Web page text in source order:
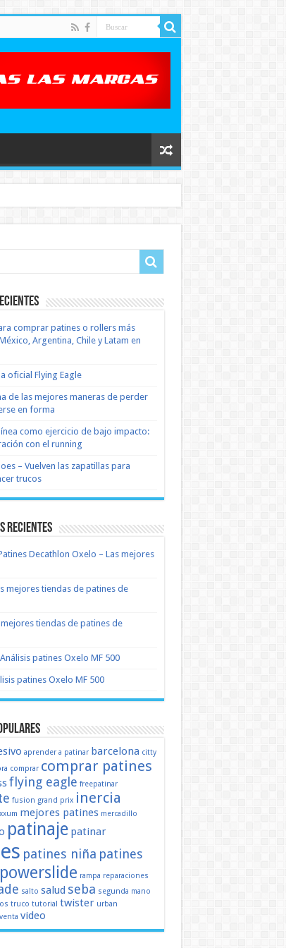
comprar patines o rollers más
Argentina, Chile y Latam en
oficial Flying Eagle
de las mejores maneras de perder
en forma
como ejercicio de bajo impacto:
con el running
– Vuelven las zapatillas para
trucos
recientes
Decathlon Oxelo – Las mejores
mejores tiendas de patines de
mejores tiendas de patines de
Análisis patines Oxelo MF 500
patines Oxelo MF 500
aprender a patinar barcelona citty
comprar comprar patines
flying eagle freepatinar
fusion grand prix inercia
mejores patines mercadillo
patinaje patinar
patines niña patines
powerslide rampa reparaciones
salto salud seba segunda mano
truco tutorial twister urban
venta video